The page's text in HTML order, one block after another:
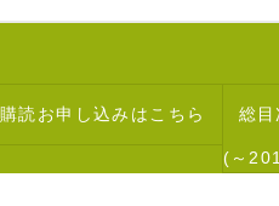
購読お申し込みはこちら 総
(～